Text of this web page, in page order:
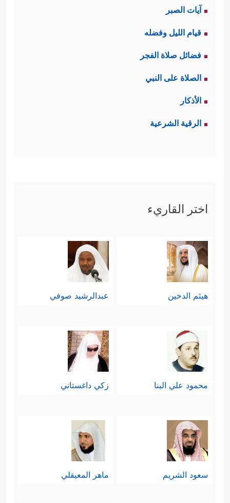
آيات الصبر
قيام الليل وفضله
فضائل صلاة الفجر
الصلاة على النبي
الأذكار
الرقية الشرعية
اختر القاريء
هيثم الدخين عبدالرشيد صوفي
محمود علي البنا زكي داغستاني
سعود الشريم ماهر المعيقلي